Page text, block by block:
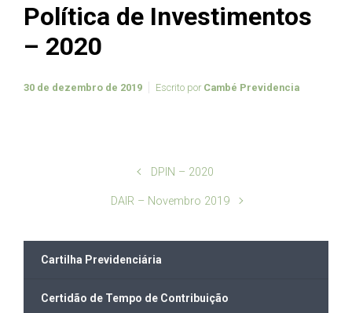
Política de Investimentos
– 2020
30 de dezembro de 2019 Escrito por Cambé Previdencia
DPIN – 2020
DAIR – Novembro 2019
Cartilha Previdenciária
Certidão de Tempo de Contribuição